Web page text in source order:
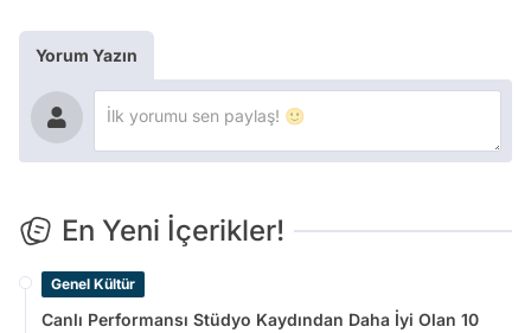
Yorum Yazın
En Yeni İçerikler!
Genel Kültür
Canlı Performansı Stüdyo Kaydından Daha İyi Olan 10